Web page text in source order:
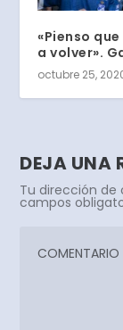
«Pienso
a volver».
octubre 25,
DEJA UNA
Tu dirección de
campos